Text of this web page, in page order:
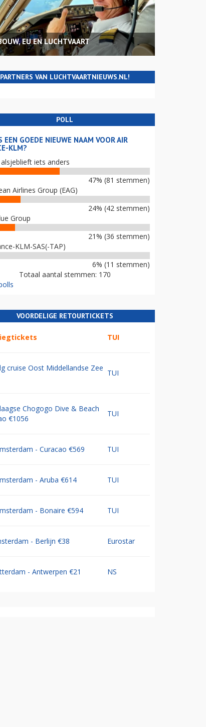
EU EN LUCHTVAART
PARTNERS VAN LUCHTVAARTNIEUWS.NL!
POLL
EEN GOEDE NIEUWE NAAM VOOR AIR
KLM?
iets anders
47% (81 stemmen)
Airlines Group (EAG)
24% (42 stemmen)
Group
21% (36 stemmen)
KLM-SAS(-TAP)
6% (11 stemmen)
Totaal aantal stemmen: 170
VOORDELIGE RETOURTICKETS
TUI
cruise Oost Middellandse Zee
TUI
Chogogo Dive & Beach
€1056
TUI
- Curacao €569 TUI
- Aruba €614 TUI
- Bonaire €594 TUI
- Berlijn €38 Eurostar
- Antwerpen €21 NS